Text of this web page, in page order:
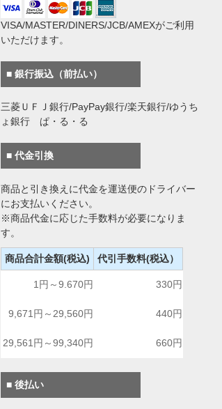
VISA/MASTER/DINERS/JCB/AMEXがご利用
いただけます。
■ 銀行振込（前払い）
三菱ＵＦＪ銀行/PayPay銀行/楽天銀行/ゆうち
ょ銀行 ぱ・る・る
■ 代金引換
商品と引き換えに代金を運送便のドライバー
にお支払いください。
※商品代金に応じた手数料が必要になりま
す。
商品合計金額(税込) 代引手数料(税込）
1円～9.670円 330円
9,671円～29,560円 440円
29,561円～99,340円 660円
■ 後払い